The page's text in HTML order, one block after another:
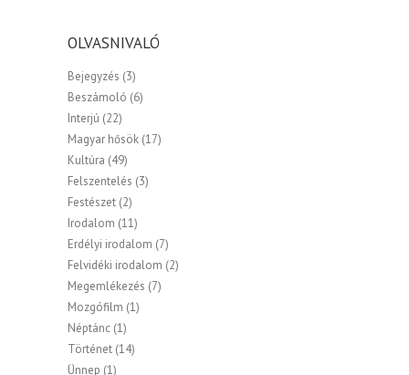
OLVASNIVALÓ
Bejegyzés (3)
Beszámoló (6)
Interjú (22)
Magyar hősök (17)
Kultúra (49)
Felszentelés (3)
Festészet (2)
Irodalom (11)
Erdélyi irodalom (7)
Felvidéki irodalom (2)
Megemlékezés (7)
Mozgófilm (1)
Néptánc (1)
Történet (14)
Ünnep (1)